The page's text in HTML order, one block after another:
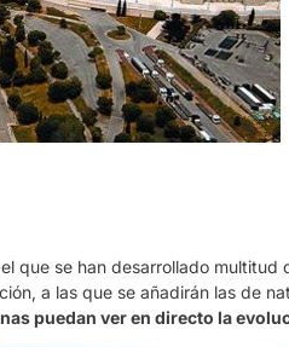
que se han desarrollado
a las que se añadirán las de
puedan ver en directo la